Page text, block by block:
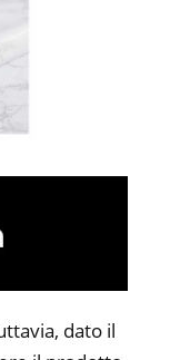
dato il